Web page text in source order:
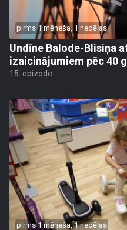
pirms 1 mēneša, 1 nedēļas
Undīne Balode-Blisiņa
izaicinājumiem pēc 40
15. epizode
pirms 1 mēneša, 1 nedēļas